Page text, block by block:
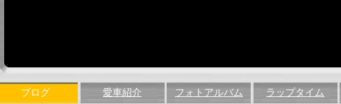
ブログ 愛車紹介 フォトアルバム ラップタイム